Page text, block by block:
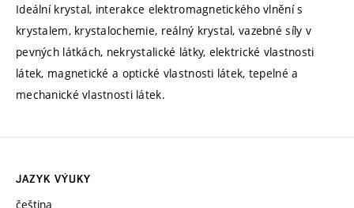
Ideální krystal, interakce elektromagnetického vlnění s
krystalem, krystalochemie, reálný krystal, vazebné síly v
pevných látkách, nekrystalické látky, elektrické vlastnosti
látek, magnetické a optické vlastnosti látek, tepelné a
mechanické vlastnosti látek.
JAZYK VÝUKY
čeština